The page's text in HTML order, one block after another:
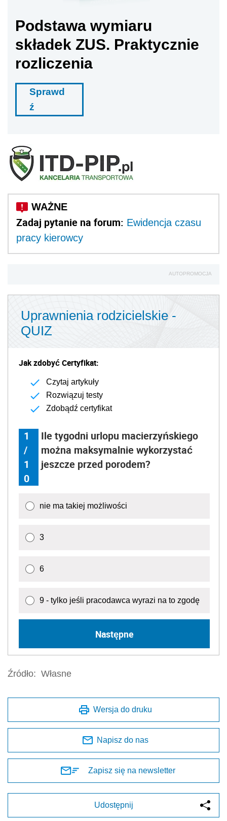
Podstawa wymiaru
składek ZUS. Praktycznie
rozliczenia
Sprawd
ź
Zadaj pytanie na forum: Ewidencja czasu
pracy kierowcy
AUTOPROMOCJA
Uprawnienia rodzicielskie -
QUIZ
Jak zdobyć Certyfikat:
Czytaj artykuły
Rozwiązuj testy
Zdobądź certyfikat
1
/
1
0
Ile tygodni urlopu macierzyńskiego
można maksymalnie wykorzystać
jeszcze przed porodem?
nie ma takiej możliwości
3
6
9 - tylko jeśli pracodawca wyrazi na to zgodę
Następne
Źródło: Własne
Wersja do druku
Napisz do nas
Zapisz się na newsletter
Udostępnij